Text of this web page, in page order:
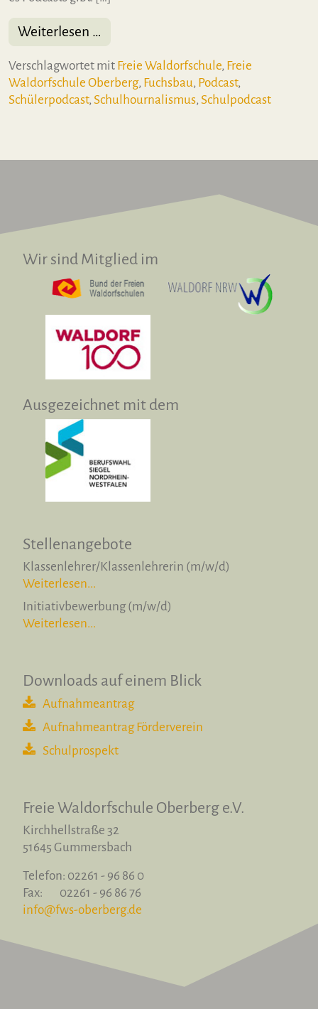
Weiterlesen …
Verschlagwortet mit Freie Waldorfschule, Freie
Waldorfschule Oberberg, Fuchsbau, Podcast,
Schülerpodcast, Schulhournalismus, Schulpodcast
Wir sind Mitglied im
Ausgezeichnet mit dem
Stellenangebote
Klassenlehrer/Klassenlehrerin (m/w/d)
Weiterlesen...
Initiativbewerbung (m/w/d)
Weiterlesen...
Downloads auf einem Blick
Aufnahmeantrag
Aufnahmeantrag Förderverein
Schulprospekt
Freie Waldorfschule Oberberg e.V.
Kirchhellstraße 32
51645 Gummersbach
Telefon: 02261 - 96 86 0
Fax: 02261 - 96 86 76
info@fws-oberberg.de